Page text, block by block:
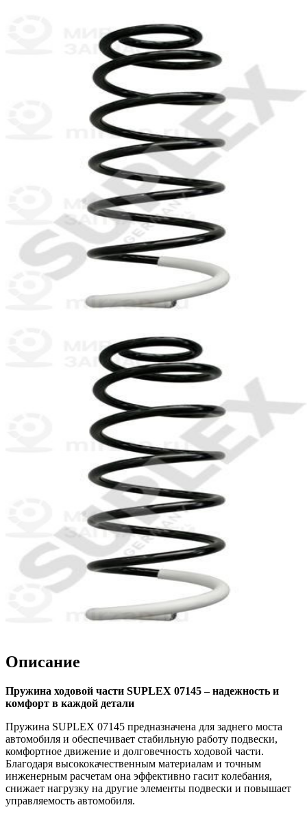
Описание
Пружина ходовой части SUPLEX 07145 – надежность и
комфорт в каждой детали
Пружина SUPLEX 07145 предназначена для заднего моста
автомобиля и обеспечивает стабильную работу подвески,
комфортное движение и долговечность ходовой части.
Благодаря высококачественным материалам и точным
инженерным расчетам она эффективно гасит колебания,
снижает нагрузку на другие элементы подвески и повышает
управляемость автомобиля.